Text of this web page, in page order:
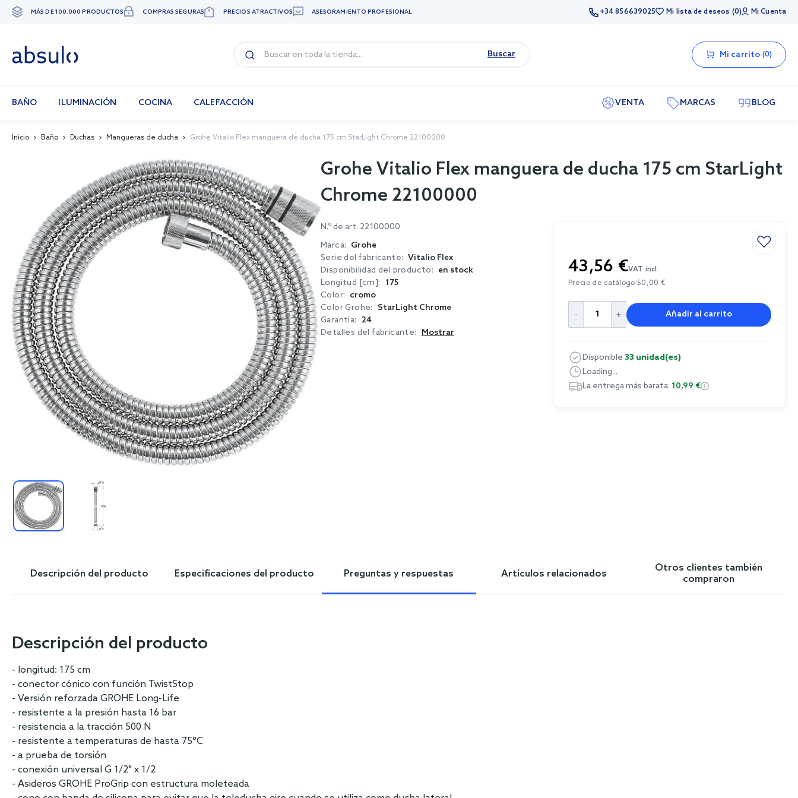
Ir
MÁS DE 100.000 PRODUCTOS COMPRAS SEGURAS PRECIOS ATRACTIVOS ASESORAMIENTO PROFESIONAL +34 856639025 Mi lista de deseos 0 Mi Cuenta
Buscar Mi carrito 0
BAÑO ILUMINACIÓN COCINA CALEFACCIÓN VENTA MARCAS BLOG
Inicio Baño Duchas Mangueras de ducha Grohe Vitalio Flex manguera de ducha 175 cm StarLight Chrome 22100000
images
gallery
beginning
Grohe Vitalio Flex manguera de ducha 175 cm StarLight
Chrome 22100000
N.º de art. 22100000
Marca: Grohe
Serie del fabricante: Vitalio Flex
Disponibilidad del producto: en stock
Longitud [cm]:
175
Color: cromo
Color Grohe:
StarLight Chrome
Garantía: 24
Detalles del fabricante:
Mostrar
43,56 €VAT incl.
Precio de catálogo:50,00 €
Añadir al carrito
Disponible 33 unidad(es)
Loading...
La entrega más barata: 10,99 €
Descripción del producto Especificaciones del producto Preguntas y respuestas Artículos relacionados
Otros clientes también
compraron
Descripción del producto
- longitud: 175 cm
- conector cónico con función TwistStop
- Versión reforzada GROHE Long-Life
- resistente a la presión hasta 16 bar
- resistencia a la tracción 500 N
- resistente a temperaturas de hasta 75°C
- a prueba de torsión
- conexión universal G 1/2" x 1/2
- Asideros GROHE ProGrip con estructura moleteada